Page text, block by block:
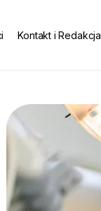
Kontakt i Redakcja